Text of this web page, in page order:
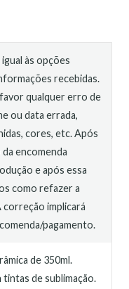
às opções
recebidas.
qualquer erro de
ou data errada,
cores, etc. Após
encomenda
e após essa
como refazer a
correção implicará
pagamento.
de 350ml.
tintas de sublimação.